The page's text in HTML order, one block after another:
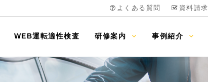
よくある質問 資料請求
WEB運転適性検査 研修案内 事例紹介